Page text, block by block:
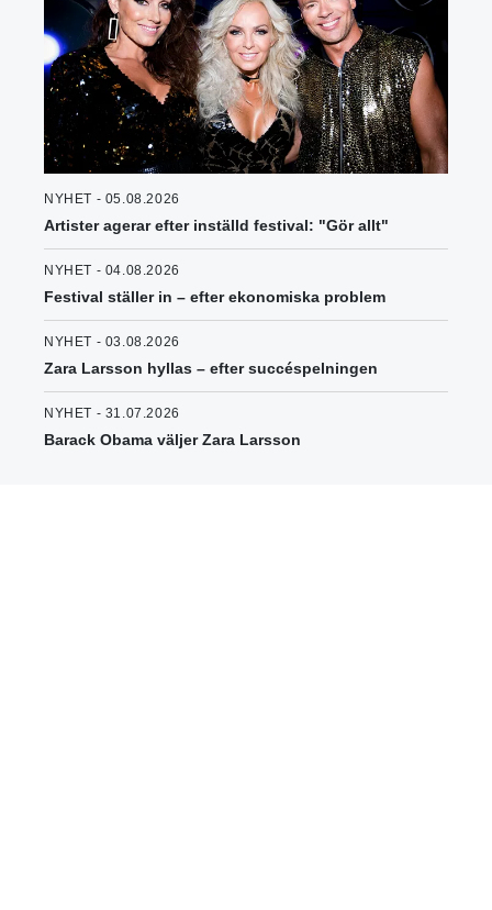
NYHET - 05.08.2026
Artister agerar efter inställd festival: "Gör allt"
NYHET - 04.08.2026
Festival ställer in – efter ekonomiska problem
NYHET - 03.08.2026
Zara Larsson hyllas – efter succéspelningen
NYHET - 31.07.2026
Barack Obama väljer Zara Larsson